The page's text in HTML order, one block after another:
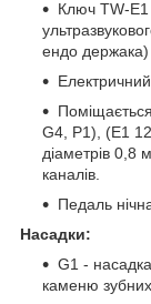
Ключ TW-E1
ендо
G4, P1), (E1
діаметрів 0,8
каналів.
Педаль
Насадки:
G1 -
каменю зубних